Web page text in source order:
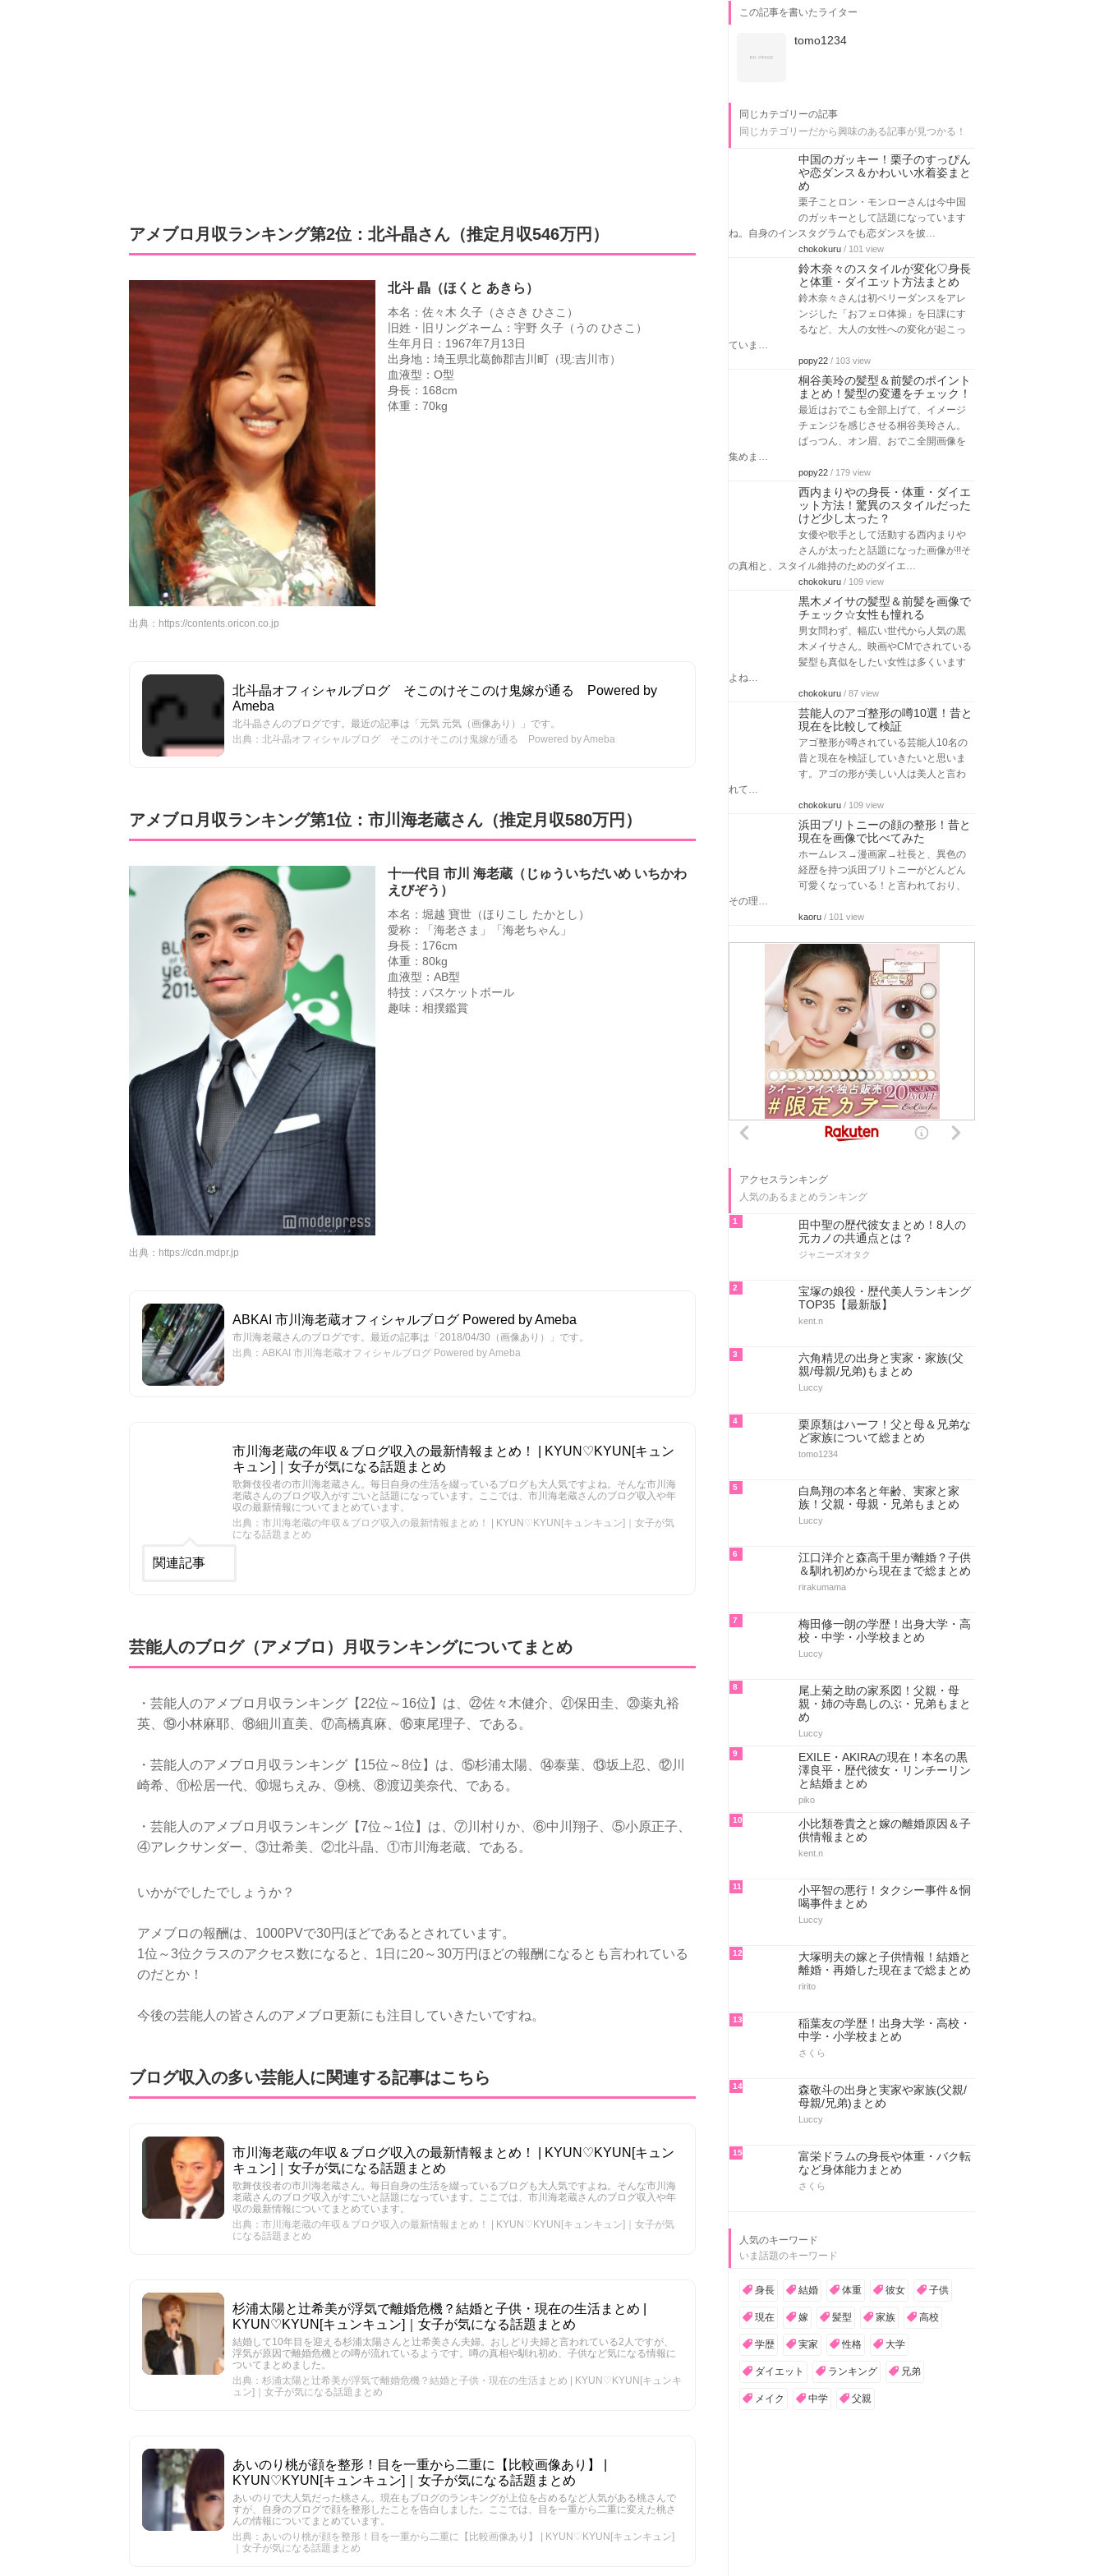
アメブロ月収ランキング第2位：北斗晶さん（推定月収546万円）
北斗 晶（ほくと あきら）
本名：佐々木 久子（ささき ひさこ）
旧姓・旧リングネーム：宇野 久子（うの ひさこ）
生年月日：1967年7月13日
出身地：埼玉県北葛飾郡吉川町（現:吉川市）
血液型：O型
身長：168cm
体重：70kg
出典： https://contents.oricon.co.jp
北斗晶オフィシャルブログ そこのけそこのけ鬼嫁が通る Powered by
Ameba
北斗晶さんのブログです。最近の記事は「元気 元気（画像あり）」です。
出典：北斗晶オフィシャルブログ そこのけそこのけ鬼嫁が通る Powered by Ameba
アメブロ月収ランキング第1位：市川海老蔵さん（推定月収580万円）
十一代目 市川 海老蔵（じゅういちだいめ いちかわ
えびぞう）
本名：堀越 寶世（ほりこし たかとし）
愛称：「海老さま」「海老ちゃん」
身長：176cm
体重：80kg
血液型：AB型
特技：バスケットボール
趣味：相撲鑑賞
出典： https://cdn.mdpr.jp
ABKAI 市川海老蔵オフィシャルブログ Powered by Ameba
市川海老蔵さんのブログです。最近の記事は「2018/04/30（画像あり）」です。
出典：ABKAI 市川海老蔵オフィシャルブログ Powered by Ameba
市川海老蔵の年収＆ブログ収入の最新情報まとめ！ | KYUN♡KYUN[キュン
キュン]｜女子が気になる話題まとめ
歌舞伎役者の市川海老蔵さん。毎日自身の生活を綴っているブログも大人気ですよね。そんな市川海
老蔵さんのブログ収入がすごいと話題になっています。ここでは、市川海老蔵さんのブログ収入や年
収の最新情報についてまとめています。
出典：市川海老蔵の年収＆ブログ収入の最新情報まとめ！ | KYUN♡KYUN[キュンキュン]｜女子が気
になる話題まとめ
関連記事
芸能人のブログ（アメブロ）月収ランキングについてまとめ
・芸能人のアメブロ月収ランキング【22位～16位】は、㉒佐々木健介、㉑保田圭、⑳薬丸裕
英、⑲小林麻耶、⑱細川直美、⑰高橋真麻、⑯東尾理子、である。
・芸能人のアメブロ月収ランキング【15位～8位】は、⑮杉浦太陽、⑭泰葉、⑬坂上忍、⑫川
崎希、⑪松居一代、⑩堀ちえみ、⑨桃、⑧渡辺美奈代、である。
・芸能人のアメブロ月収ランキング【7位～1位】は、⑦川村りか、⑥中川翔子、⑤小原正子、
④アレクサンダー、③辻希美、②北斗晶、①市川海老蔵、である。
いかがでしたでしょうか？
アメブロの報酬は、1000PVで30円ほどであるとされています。
1位～3位クラスのアクセス数になると、1日に20～30万円ほどの報酬になるとも言われている
のだとか！
今後の芸能人の皆さんのアメブロ更新にも注目していきたいですね。
ブログ収入の多い芸能人に関連する記事はこちら
市川海老蔵の年収＆ブログ収入の最新情報まとめ！ | KYUN♡KYUN[キュン
キュン]｜女子が気になる話題まとめ
歌舞伎役者の市川海老蔵さん。毎日自身の生活を綴っているブログも大人気ですよね。そんな市川海
老蔵さんのブログ収入がすごいと話題になっています。ここでは、市川海老蔵さんのブログ収入や年
収の最新情報についてまとめています。
出典：市川海老蔵の年収＆ブログ収入の最新情報まとめ！ | KYUN♡KYUN[キュンキュン]｜女子が気
になる話題まとめ
杉浦太陽と辻希美が浮気で離婚危機？結婚と子供・現在の生活まとめ |
KYUN♡KYUN[キュンキュン]｜女子が気になる話題まとめ
結婚して10年目を迎える杉浦太陽さんと辻希美さん夫婦。おしどり夫婦と言われている2人ですが、
浮気が原因で離婚危機との噂が流れているようです。噂の真相や馴れ初め、子供など気になる情報に
ついてまとめました。
出典：杉浦太陽と辻希美が浮気で離婚危機？結婚と子供・現在の生活まとめ | KYUN♡KYUN[キュンキ
ュン]｜女子が気になる話題まとめ
あいのり桃が顔を整形！目を一重から二重に【比較画像あり】 |
KYUN♡KYUN[キュンキュン]｜女子が気になる話題まとめ
あいのりで大人気だった桃さん。現在もブログのランキングが上位を占めるなど人気がある桃さんで
すが、自身のブログで顔を整形したことを告白しました。ここでは、目を一重から二重に変えた桃さ
んの情報についてまとめています。
出典：あいのり桃が顔を整形！目を一重から二重に【比較画像あり】 | KYUN♡KYUN[キュンキュン]
｜女子が気になる話題まとめ
この記事を書いたライター
tomo1234
同じカテゴリーの記事
同じカテゴリーだから興味のある記事が見つかる！
中国のガッキー！栗子のすっぴん
や恋ダンス＆かわいい水着姿まと
め
栗子ことロン・モンローさんは今中国
のガッキーとして話題になっています
ね。自身のインスタグラムでも恋ダンスを披…
chokokuru / 101 view
鈴木奈々のスタイルが変化♡身長
と体重・ダイエット方法まとめ
鈴木奈々さんは初ベリーダンスをアレ
ンジした「おフェロ体操」を日課にす
るなど、大人の女性への変化が起こっ
ていま…
popy22 / 103 view
桐谷美玲の髪型＆前髪のポイント
まとめ！髪型の変遷をチェック！
最近はおでこも全部上げて、イメージ
チェンジを感じさせる桐谷美玲さん。
ぱっつん、オン眉、おでこ全開画像を
集めま…
popy22 / 179 view
西内まりやの身長・体重・ダイエ
ット方法！驚異のスタイルだった
けど少し太った？
女優や歌手として活動する西内まりや
さんが太ったと話題になった画像が!!そ
の真相と、スタイル維持のためのダイエ…
chokokuru / 109 view
黒木メイサの髪型＆前髪を画像で
チェック☆女性も憧れる
男女問わず、幅広い世代から人気の黒
木メイサさん。映画やCMでされている
髪型も真似をしたい女性は多くいます
よね…
chokokuru / 87 view
芸能人のアゴ整形の噂10選！昔と
現在を比較して検証
アゴ整形が噂されている芸能人10名の
昔と現在を検証していきたいと思いま
す。アゴの形が美しい人は美人と言わ
れて…
chokokuru / 109 view
浜田ブリトニーの顔の整形！昔と
現在を画像で比べてみた
ホームレス→漫画家→社長と、異色の
経歴を持つ浜田ブリトニーがどんどん
可愛くなっている！と言われており、
その理…
kaoru / 101 view
アクセスランキング
人気のあるまとめランキング
1
田中聖の歴代彼女まとめ！8人の
元カノの共通点とは？
ジャニーズオタク
2
宝塚の娘役・歴代美人ランキング
TOP35【最新版】
kent.n
3
六角精児の出身と実家・家族(父
親/母親/兄弟)もまとめ
Luccy
4
栗原類はハーフ！父と母＆兄弟な
ど家族について総まとめ
tomo1234
5
白鳥翔の本名と年齢、実家と家
族！父親・母親・兄弟もまとめ
Luccy
6
江口洋介と森高千里が離婚？子供
＆馴れ初めから現在まで総まとめ
rirakumama
7
梅田修一朗の学歴！出身大学・高
校・中学・小学校まとめ
Luccy
8
尾上菊之助の家系図！父親・母
親・姉の寺島しのぶ・兄弟もまと
め
Luccy
9
EXILE・AKIRAの現在！本名の黒
澤良平・歴代彼女・リンチーリン
と結婚まとめ
piko
10
小比類巻貴之と嫁の離婚原因＆子
供情報まとめ
kent.n
11
小平智の悪行！タクシー事件＆恫
喝事件まとめ
Luccy
12
大塚明夫の嫁と子供情報！結婚と
離婚・再婚した現在まで総まとめ
ririto
13
稲葉友の学歴！出身大学・高校・
中学・小学校まとめ
さくら
14
森敬斗の出身と実家や家族(父親/
母親/兄弟)まとめ
Luccy
15
富栄ドラムの身長や体重・バク転
など身体能力まとめ
さくら
人気のキーワード
いま話題のキーワード
身長 結婚 体重 彼女 子供
現在 嫁 髪型 家族 高校
学歴 実家 性格 大学
ダイエット ランキング 兄弟
メイク 中学 父親